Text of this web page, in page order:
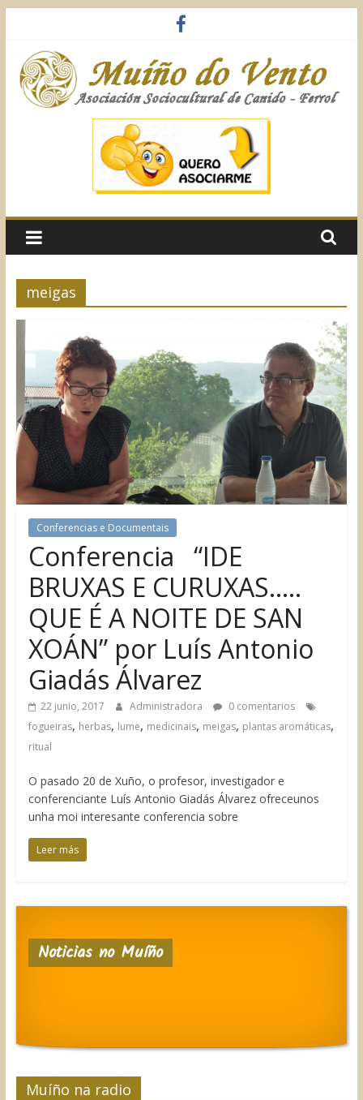
contenido
Muíño
Vento
Asociación
meigas
Conferencias e Documentais
Conferencia “IDE
BRUXAS E CURUXAS…..
QUE É A NOITE DE SAN
XOÁN” por Luís Antonio
Giadás Álvarez
22 junio, 2017 Administradora
0 comentarios
fogueiras, herbas, lume, medicinais, meigas, plantas aromáticas,
ritual
O pasado 20 de Xuño, o profesor, investigador e
conferenciante Luís Antonio Giadás Álvarez ofreceunos
unha moi interesante conferencia sobre
Leer más
Noticias no Muíño
Muíño na radio